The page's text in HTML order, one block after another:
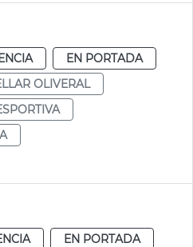
EN PORTADA
OLIVERAL
EN PORTADA